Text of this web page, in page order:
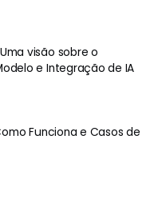
visão sobre o
e Integração de IA
Funciona e Casos de